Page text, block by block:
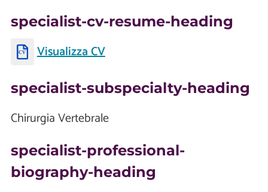
specialist-cv-resume-heading
Visualizza CV
specialist-subspecialty-heading
Chirurgia Vertebrale
specialist-professional-
biography-heading